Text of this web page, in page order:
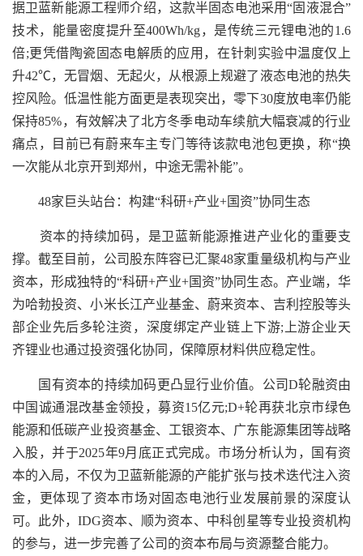
据卫蓝新能源工程师介绍，这款半固态电池采用“固液混合”
技术，能量密度提升至400Wh/kg，是传统三元锂电池的1.6
倍;更凭借陶瓷固态电解质的应用，在针刺实验中温度仅上
升42℃，无冒烟、无起火，从根源上规避了液态电池的热失
控风险。低温性能方面更是表现突出，零下30度放电率仍能
保持85%，有效解决了北方冬季电动车续航大幅衰减的行业
痛点，目前已有蔚来车主专门等待该款电池包更换，称“换
一次能从北京开到郑州，中途无需补能”。
48家巨头站台：构建“科研+产业+国资”协同生态
资本的持续加码，是卫蓝新能源推进产业化的重要支
撑。截至目前，公司股东阵容已汇聚48家重量级机构与产业
资本，形成独特的“科研+产业+国资”协同生态。产业端，华
为哈勃投资、小米长江产业基金、蔚来资本、吉利控股等头
部企业先后多轮注资，深度绑定产业链上下游;上游企业天
齐锂业也通过投资强化协同，保障原材料供应稳定性。
国有资本的持续加码更凸显行业价值。公司D轮融资由
中国诚通混改基金领投，募资15亿元;D+轮再获北京市绿色
能源和低碳产业投资基金、工银资本、广东能源集团等战略
入股，并于2025年9月底正式完成。市场分析认为，国有资
本的入局，不仅为卫蓝新能源的产能扩张与技术迭代注入资
金，更体现了资本市场对固态电池行业发展前景的深度认
可。此外，IDG资本、顺为资本、中科创星等专业投资机构
的参与，进一步完善了公司的资本布局与资源整合能力。